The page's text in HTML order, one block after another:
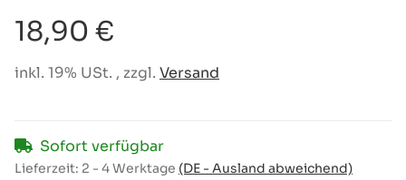
18,90 €
inkl. 19% USt. , zzgl. Versand
Sofort verfügbar
Lieferzeit: 2 - 4 Werktage (DE - Ausland abweichend)